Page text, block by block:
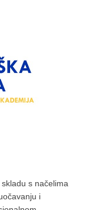
s načelima
i